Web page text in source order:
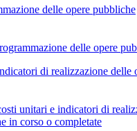
delle opere pubbliche
delle opere
di realizzazione delle
unitari e indicatori di
in corso o completate